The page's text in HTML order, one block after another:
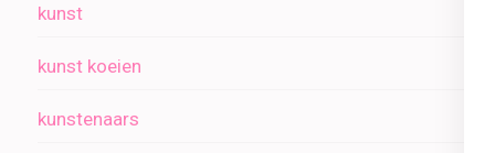
kunst
kunst koeien
kunstenaars